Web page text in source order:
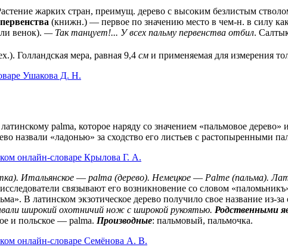
жарких стран, преимущ. дерево с высоким безлистым
(книжн.) — первое по значению место в чем-н. в силу
венок). — Так танцует!... У всех пальму первенства отбил.
Голландская мера, равная 9,4 см и применяемая для измерения
Ушакова Д. Н.
palma, которое наряду со значением «пальмовое
назвали «ладонью» за сходство его листьев с растопыренными
онлайн-словаре Крылова Г. А.
Итальянское — palma (дерево). Немецкое — Palme (пальма).
связывают его возникновение со словом
В латинском экзотическое дерево получило свое название из-
широкий охотничий нож с широкой рукоятью. Родственными
и польское — palma. Производные: пальмовый, пальмочка.
онлайн-словаре Семёнова А. В.